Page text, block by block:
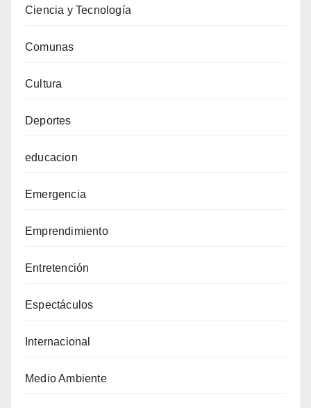
Ciencia y Tecnología
Comunas
Cultura
Deportes
educacion
Emergencia
Emprendimiento
Entretención
Espectáculos
Internacional
Medio Ambiente